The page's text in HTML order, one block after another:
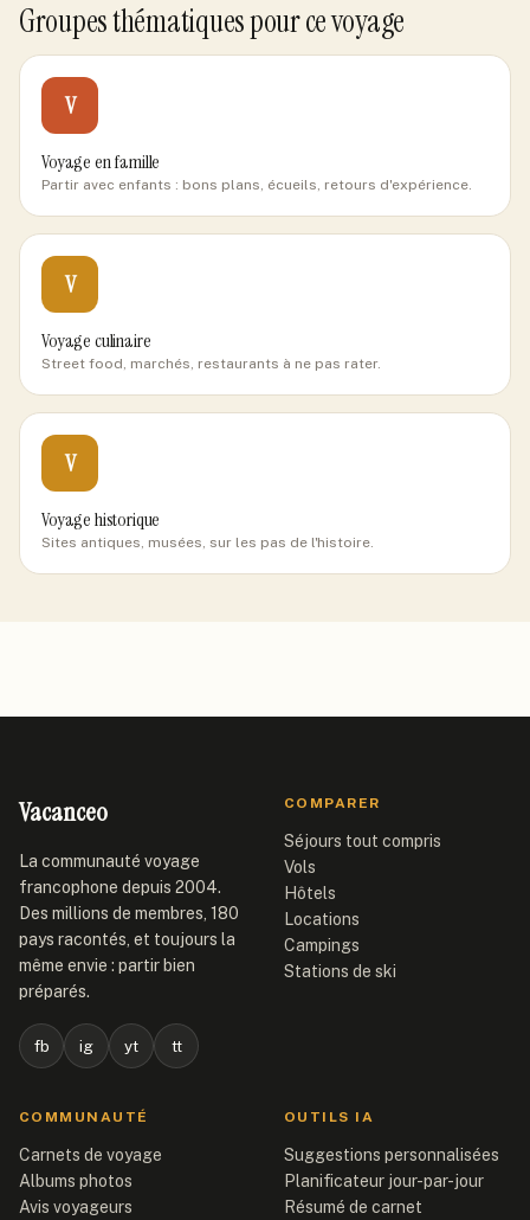
Groupes thématiques pour ce voyage
V
Voyage en famille
Partir avec enfants : bons plans, écueils, retours d'expérience.
V
Voyage culinaire
Street food, marchés, restaurants à ne pas rater.
V
Voyage historique
Sites antiques, musées, sur les pas de l'histoire.
Vacanceo
La communauté voyage
francophone depuis 2004.
Des millions de membres, 180
pays racontés, et toujours la
même envie : partir bien
préparés.
fb ig yt tt
COMPARER
Séjours tout compris
Vols
Hôtels
Locations
Campings
Stations de ski
COMMUNAUTÉ
Carnets de voyage
Albums photos
Avis voyageurs
OUTILS IA
Suggestions personnalisées
Planificateur jour-par-jour
Résumé de carnet